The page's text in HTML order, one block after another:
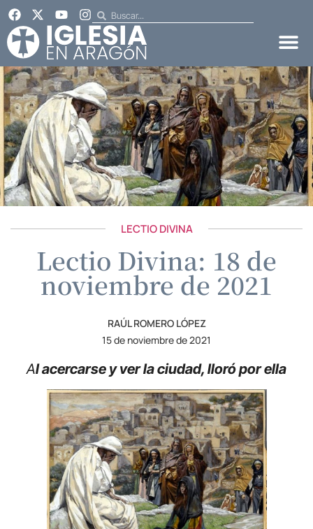
LECTIO DIVINA
Lectio Divina: 18 de
noviembre de 2021
RAÚL ROMERO LÓPEZ
15 de noviembre de 2021
Al acercarse y ver la ciudad, lloró por ella